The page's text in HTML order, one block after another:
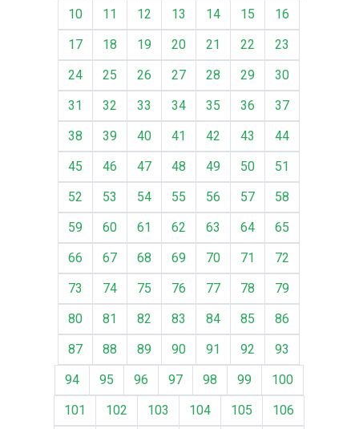
10
11 12 13 14 15
16
17
18 19 20 21 22
23
24
25 26 27 28 29
30
31
32 33 34 35 36
37
38
39 40 41 42 43
44
45
46 47 48 49 50
51
52
53 54 55 56 57
58
59
60 61 62 63 64
65
66
67 68 69 70 71
72
73
74 75 76 77 78
79
80
81 82 83 84 85
86
87
88 89 90 91 92
93
94
95 96 97 98 99
100
101
102 103 104 105
106